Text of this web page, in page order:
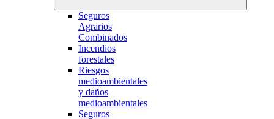
Seguros
Agrarios
Combinados
Incendios
forestales
Riesgos
medioambientales
y daños
medioambientales
Seguros